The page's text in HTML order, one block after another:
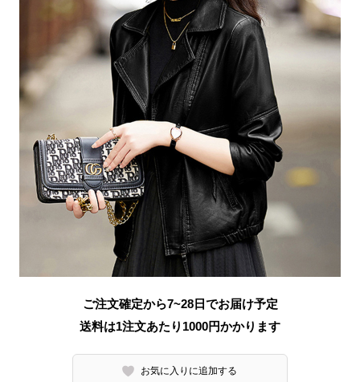
ご注文確定から7~28日でお届け予定
送料は1注文あたり 1000円かかります
お気に入りに追加する